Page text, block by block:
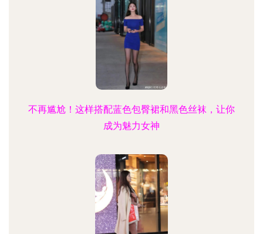
不再尴尬！这样搭配蓝色包臀裙和黑色丝袜，让你
成为魅力女神